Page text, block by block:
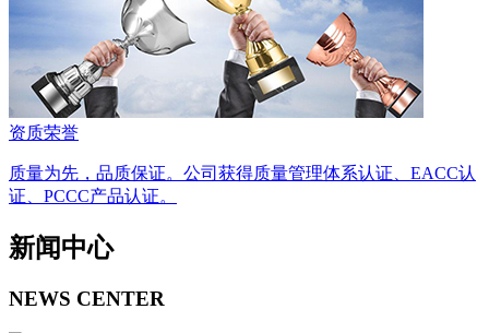
资质荣誉
质量为先，品质保证。公司获得质量管理体系认证、EACC认
证、PCCC产品认证。
新闻中心
NEWS CENTER